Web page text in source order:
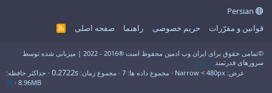
قوانین و مقرّرات
حریم خصوصی راهنما صفحه اصلی
R
©تمامی حقوق برای ایران وب ادمین محفوظ است ®2016 - 2022 | میزبانی شده توسط
سرورهای قدرتمند فراسو
عرض
مجموع داده ها 7 مجموع زمان 0.2722s
حداکثر حافظه
8.96MB